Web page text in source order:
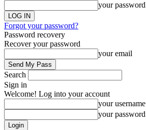
your password
Forgot your password?
Password recovery
Recover your password
your email
Search
Sign in
Welcome! Log into your account
your username
your password